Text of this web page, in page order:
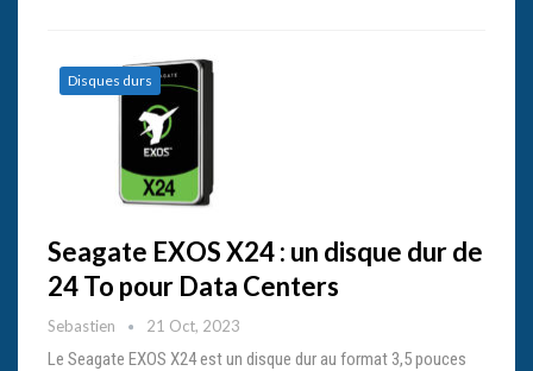
Disques durs
Seagate EXOS X24 : un disque dur de
24 To pour Data Centers
Sebastien 21 Oct, 2023
Le Seagate EXOS X24 est un disque dur au format 3,5 pouces